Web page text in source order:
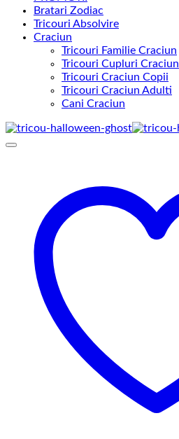
Bratari Zodiac
Tricouri Absolvire
Craciun
Tricouri Familie Craciun
Tricouri Cupluri Craciun
Tricouri Craciun Copii
Tricouri Craciun Adulti
Cani Craciun